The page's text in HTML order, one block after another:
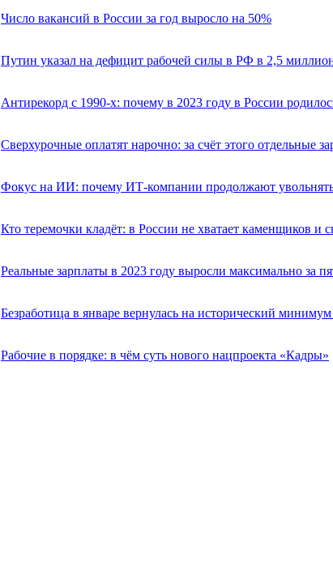
Число вакансий в России за год выросло на 50%
Путин указал на дефицит рабочей силы в РФ в 2,5
Антирекорд с 1990-х: почему в 2023 году в России
Сверхурочные оплатят нарочно: за счёт этого отдельные
Фокус на ИИ: почему ИТ-компании продолжают
Кто теремочки кладёт: в России не хватает каменщиков и
Реальные зарплаты в 2023 году выросли максимально за
Безработица в январе вернулась на исторический
Рабочие в порядке: в чём суть нового нацпроекта «Кадры»